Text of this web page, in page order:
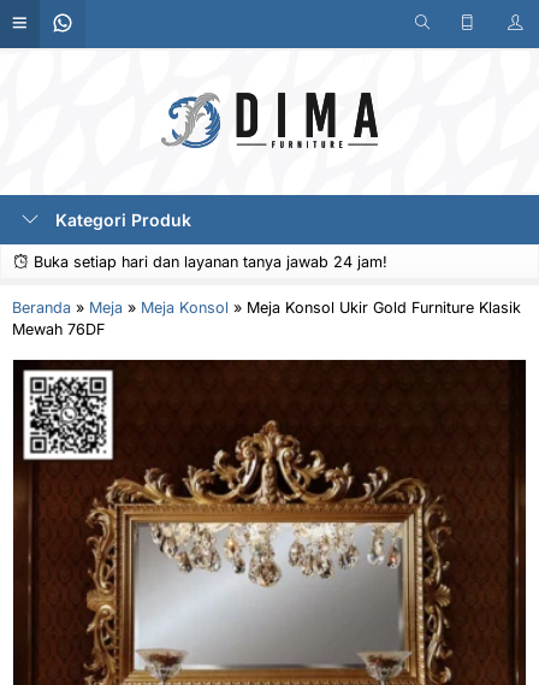
Kategori Produk
Buka setiap hari dan layanan tanya jawab 24 jam!
Beranda » Meja » Meja Konsol » Meja Konsol Ukir Gold Furniture Klasik
Mewah 76DF